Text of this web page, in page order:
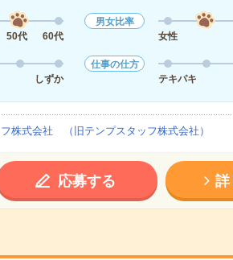
50代 60代
男女比率
女性
しずか
仕事の仕方
テキパキ
株式会社 （旧テンプスタッフ株式会社）
応募する 詳